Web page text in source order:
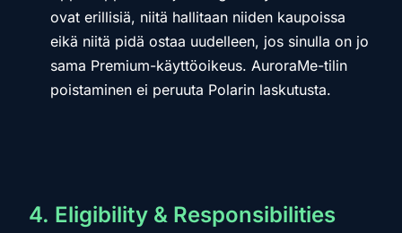
ovat erillisiä, niitä hallitaan niiden kaupoissa
eikä niitä pidä ostaa uudelleen, jos sinulla on jo
sama Premium-käyttöoikeus. AuroraMe-tilin
poistaminen ei peruuta Polarin laskutusta.
4. Eligibility & Responsibilities